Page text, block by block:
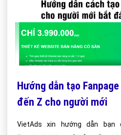
Hướng dẫn tạo
đến Z cho người mới
VietAds xin hướng dẫn bạn